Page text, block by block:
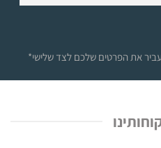
את הפרטים שלכם לצד שלישי